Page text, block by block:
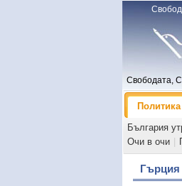
Свободата,
Политика
България
Очи в очи
Гърция